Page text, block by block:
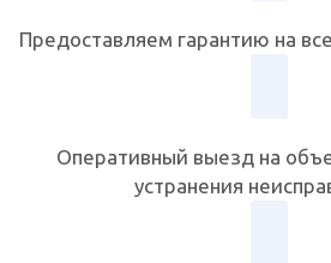
Предоставляем гарантию на
Оперативный выезд на
устранения